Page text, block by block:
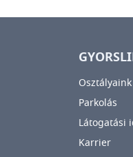
Osztályaink
Parkolás
Látogatási
Karrier